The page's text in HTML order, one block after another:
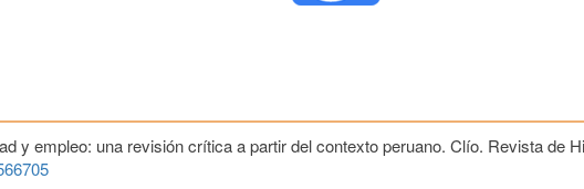
y empleo: una revisión crítica a partir del contexto peruano. Clío. Revista de